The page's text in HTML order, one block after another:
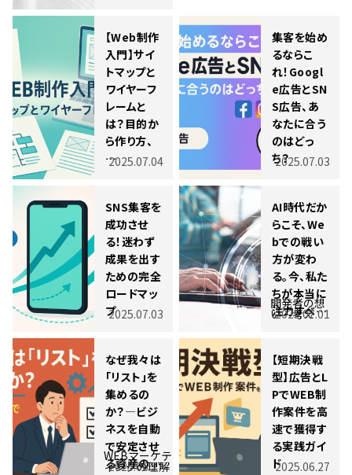
【Web制作
入門】サイ
トマップと
ワイヤーフ
レームと
は？目的か
ら作り方、
…
2025.07.04
集客を始め
るならこ
れ！Googl
e広告とSN
S広告、あ
なたに合う
のはどっ
ち？
2025.07.03
SNS集客を
成功させ
る！迷わず
成果を出す
ための完全
ロードマッ
プ
2025.07.03
AI時代だか
らこそ、We
bでの戦い
方が変わ
る。今、私た
ちが本当に
注力すべ…
開発者の想
い・考え
2025.07.01
なぜ我々は
「リスト」を
集めるの
か？―ビジ
ネスを自動
で安定させ
る資産の…
WEBマーケテ
ィングの理解
2025.06.27
【短期決戦
型】広告とL
PでWEB制
作案件を高
速で獲得す
る実践ガイ
ド
2025.06.27